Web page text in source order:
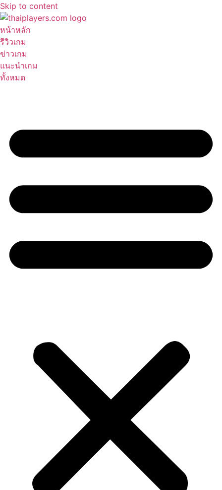
Skip to content
หน้าหลัก
รีวิวเกม
ข่าวเกม
แนะนำเกม
ทั้งหมด